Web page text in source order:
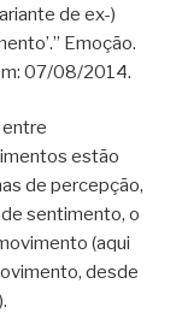
de ex-)
Emoção.
07/08/2014.
estão
de percepção,
sentimento, o
(aqui
desde